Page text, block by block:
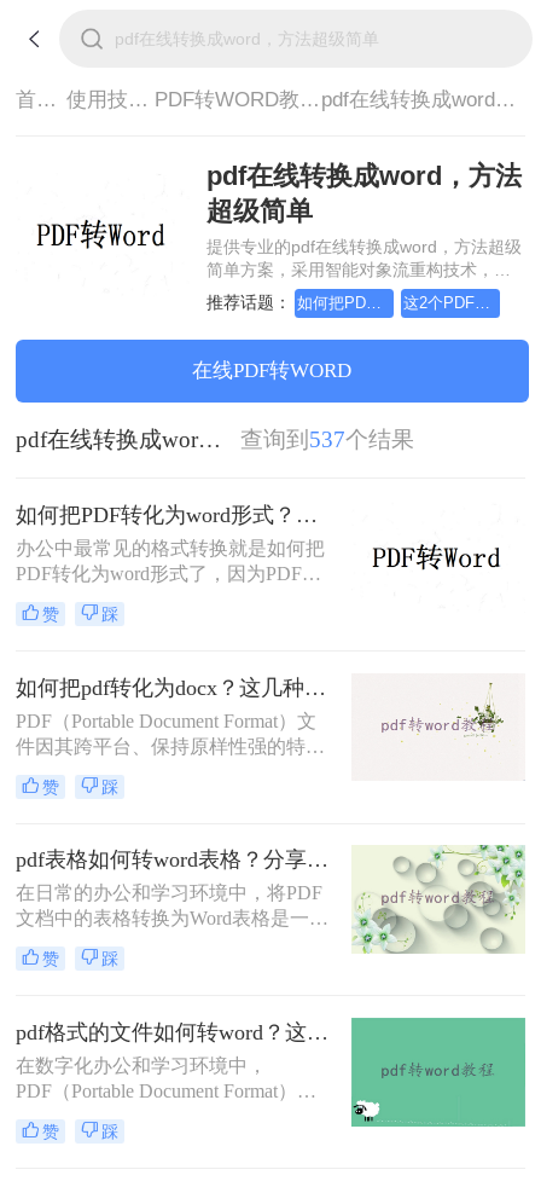
首页> 使用技巧> PDF转WORD教程> pdf在线转换成word，方法超级简单
pdf在线转换成word，方法
超级简单
提供专业的pdf在线转换成word，方法超级
简单方案，采用智能对象流重构技术，确
保文档1:1高保真还原且排版不乱码。支持
一键批量处理，全链路 SSL 加密保障隐私
安全。助您快速实现pdf在线转换成word，
方法超级简单，无需安装，高效办公。
推荐话题： 如何把PDF转化为word形式
在线PDF转WORD
pdf在线转换成word，方法超级简单 查询到 537个结果
如何把PDF转化为word形式？这3个方法让你快速转换!
办公中最常见的格式转换就是如何把
PDF转化为word形式了，因为PDF文
件不易编辑，所以想要编辑里面的内
容就得要转换成容易编辑的Word文
转word呢？给大家推荐一个好用的工
具，大家可以搜索转转大师PDF转换
器，然后点击进去进行在线转换。
赞 踩
如何把pdf转化为docx？这几种在线转换方法快来了解下！
PDF（Portable Document Format）文
件因其跨平台、保持原样性强的特点
而被广泛应用于文档分享和保存。然
而，在某些情况下，我们可能需要将
Word的文档格式），以便进行编辑、
修改或进一步处理。那么如何把pdf转
化为docx呢？本文将介绍几种将PDF
转化为DOCX的方法，帮助用户根据
自己的需求选择合适的方式。
赞 踩
pdf表格如何转word表格？分享四种有用且简单的转换方法
在日常的办公和学习环境中，将PDF
文档中的表格转换为Word表格是一项
常见且重要的任务。PDF（Portable
Document Format）因其格式固定、不
享和存档，但Word（Microsoft
Word）文档则因其强大的编辑功能而
更受用户青睐。那么pdf表格如何转
word表格呢？本文将深入探讨几种将
PDF表格转换为Word表格的有效方
法，并分析每种方法的优缺点及适用
赞 踩
pdf格式的文件如何转word？这4种方法帮你轻松转换！
在数字化办公和学习环境中，
PDF（Portable Document Format）因
其跨平台兼容性和保持文档原貌的能
力而广受欢迎。然而，有时我们需要
赞 踩